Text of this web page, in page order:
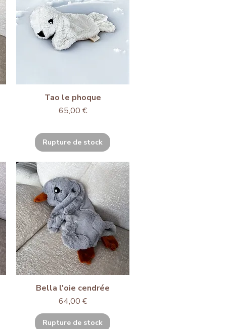
Tao le phoque
Prix
65,00 €
Rupture de stock
Bella l'oie cendrée
Prix
64,00 €
Rupture de stock